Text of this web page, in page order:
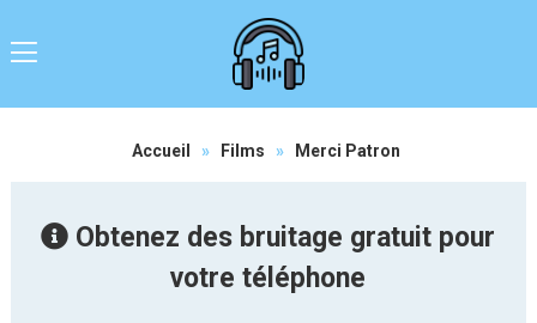
Accueil » Films » Merci Patron
Obtenez des bruitage gratuit pour
votre téléphone